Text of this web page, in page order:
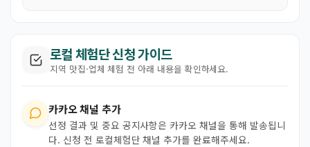
로컬 체험단 신청 가이드
지역 맛집·업체 체험 전 아래 내용을 확인하세요.
카카오 채널 추가
선정 결과 및 중요 공지사항은 카카오 채널을 통해 발송됩니
다. 신청 전 로컬체험단 채널 추가를 완료해주세요.